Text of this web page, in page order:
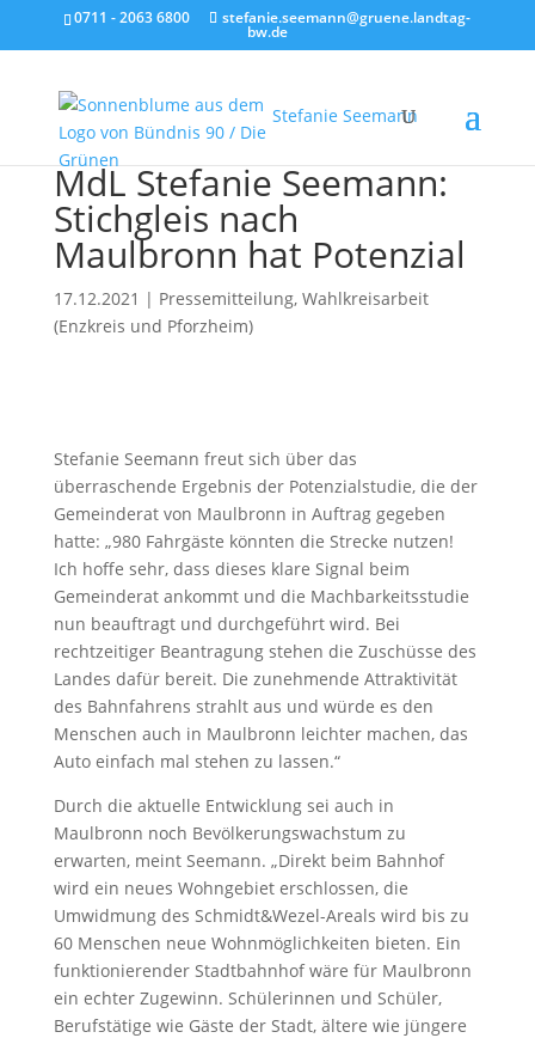
0711 - 2063 6800 stefanie.seemann@gruene.landtag-
bw.de
Stefanie Seemann
MdL Stefanie Seemann:
Stichgleis nach
Maulbronn hat Potenzial
17.12.2021 | Pressemitteilung, Wahlkreisarbeit
(Enzkreis und Pforzheim)
Stefanie Seemann freut sich über das
überraschende Ergebnis der Potenzialstudie, die der
Gemeinderat von Maulbronn in Auftrag gegeben
hatte: „980 Fahrgäste könnten die Strecke nutzen!
Ich hoffe sehr, dass dieses klare Signal beim
Gemeinderat ankommt und die Machbarkeitsstudie
nun beauftragt und durchgeführt wird. Bei
rechtzeitiger Beantragung stehen die Zuschüsse des
Landes dafür bereit. Die zunehmende Attraktivität
des Bahnfahrens strahlt aus und würde es den
Menschen auch in Maulbronn leichter machen, das
Auto einfach mal stehen zu lassen.“
Durch die aktuelle Entwicklung sei auch in
Maulbronn noch Bevölkerungswachstum zu
erwarten, meint Seemann. „Direkt beim Bahnhof
wird ein neues Wohngebiet erschlossen, die
Umwidmung des Schmidt&Wezel-Areals wird bis zu
60 Menschen neue Wohnmöglichkeiten bieten. Ein
funktionierender Stadtbahnhof wäre für Maulbronn
ein echter Zugewinn. Schülerinnen und Schüler,
Berufstätige wie Gäste der Stadt, ältere wie jüngere